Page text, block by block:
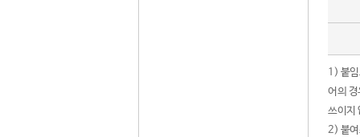
1) 붙
어의
쓰이지
2) 붙여